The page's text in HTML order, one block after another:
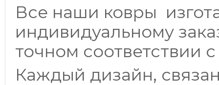
Все наши ковры
индивидуальному
точном соответствии
Каждый дизайн,